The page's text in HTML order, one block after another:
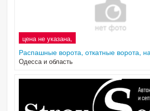
цена не указана,
Распашные ворота, откатные ворота,
Одесса и область